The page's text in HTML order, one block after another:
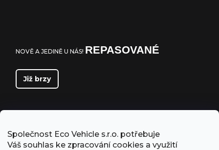
Společnost Eco Vehicle s.r.o. potřebuje
Váš souhlas ke zpracování cookies a využití
NOVĚ A JEDINĚ U NÁS! REPASOVANÉ
Již brzy